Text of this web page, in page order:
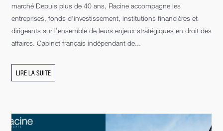
marché Depuis plus de 40 ans, Racine accompagne les
entreprises, fonds d’investissement, institutions financières et
dirigeants sur l’ensemble de leurs enjeux stratégiques en droit des
affaires. Cabinet français indépendant de...
LIRE LA SUITE